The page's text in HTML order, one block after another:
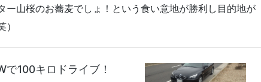
ー山桜のお蕎麦でしょ！という食い意地が勝利し目的地が
）